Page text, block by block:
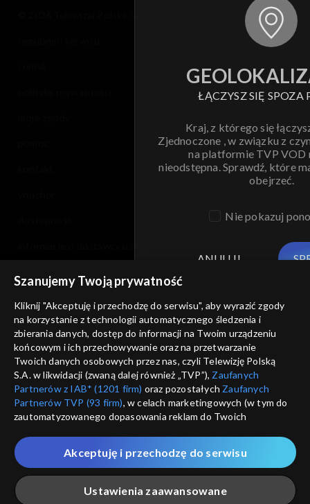
ŁĄCZYSZ SIĘ SPOZA
Kraj, z którego się
Zjednoczone , w związku z
na platformie TVP VOD
nieodstępna. Sprawdź, które
obejrzeć.
Nie pokazuj
ANULUJ
Szanujemy Twoją prywatność
Kliknij "Akceptuję i przechodzę do serwisu", aby wyrazić zgody
na korzystanie z technologii automatycznego śledzenia i
zbierania danych, dostęp do informacji na Twoim urządzeniu
końcowym i ich przechowywanie oraz na przetwarzanie
Twoich danych osobowych przez nas, czyli Telewizję Polską
S.A. w likwidacji (zwaną dalej również „TVP”), Zaufanych
Partnerów z IAB* (1201 firm) oraz pozostałych Zaufanych
Partnerów TVP (93 firm), w celach marketingowych (w tym do
zautomatyzowanego dopasowania reklam do Twoich
które wskazujemy poniżej, a także zgody na udostępnianie
przez nas identyfikatora PPID do Google.
Twoje dane osobowe zbierane podczas odwiedzania przez
Ciebie naszych
poszczególnych serwisówzwanych dalej
Ustawienia zaawansowane
Akceptuję i przechodzę do serwisu